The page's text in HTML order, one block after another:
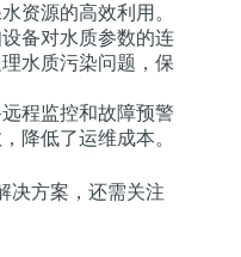
资源的高效利用。
设备对水质参数的连
水质污染问题，保
程监控和故障预警
降低了运维成本。
决方案，还需关注